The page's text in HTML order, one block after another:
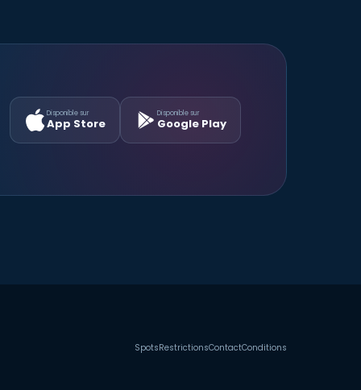
Disponible sur
App Store
Disponible sur
Google Play
SpotsRestrictionsContactConditions